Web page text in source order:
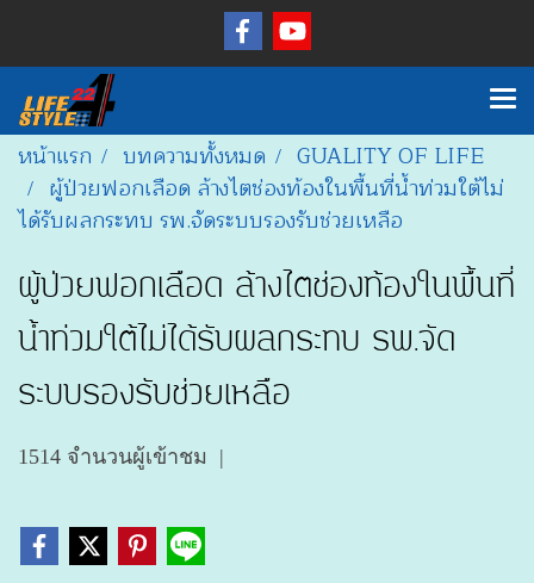
หน้าแรก บทความทั้งหมด
GUALITY OF LIFE
ผู้ป่วยฟอกเลือด ล้างไตช่องท้องในพื้นที่น้ำท่วมใต้ไม่
ได้รับผลกระทบ รพ.จัดระบบรองรับช่วยเหลือ
ผู้ป่วยฟอกเลือด ล้างไตช่องท้องในพื้นที่
น้ำท่วมใต้ไม่ได้รับผลกระทบ รพ.จัด
ระบบรองรับช่วยเหลือ
1514 จำนวนผู้เข้าชม |